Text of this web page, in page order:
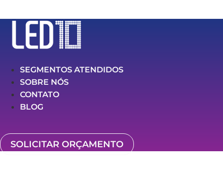
SEGMENTOS ATENDIDOS
SOBRE NÓS
CONTATO
BLOG
SOLICITAR ORÇAMENTO